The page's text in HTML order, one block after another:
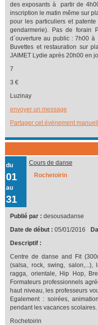
des exposants à partir de
inscription le matin même sur
pour les particuliers et
gendarmerie). Pas de forain
d`ouverture au public : 7h00
Buvettes et restauration sur
JAIMET Lydie après 20h00 en
7
3 €
Luzinay
envoyer un message
Partager cet événement
du
01
au
31
Cours de danse
Rochetoirin
Publié par : desousadanse
Date de début : 05/01/2016
Descriptif :
Centre de danse and Fit
(salsa, rock, swing,
ragga, orientale, Hip Hop,
Formateurs professionnels
haut niveau, les professeurs
Egalement : soirées,
pendant les vacances scolaires.
Rochetoirin